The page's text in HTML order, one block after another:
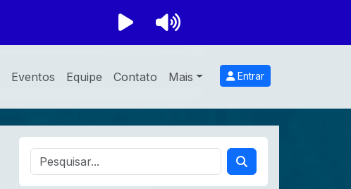
Eventos Equipe Contato Mais Entrar